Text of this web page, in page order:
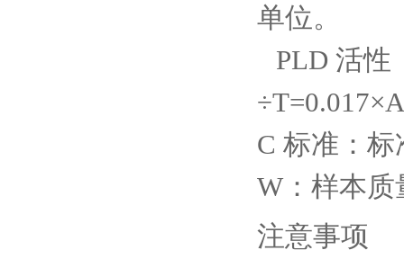
单位。
PLD 活性
÷T=0.017×A
C 标准：
W：样本质
注意事项